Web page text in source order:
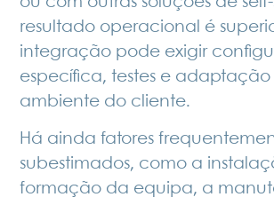
resultado operacional é
integração pode exigir
específica, testes e
ambiente do cliente.
Há ainda fatores
subestimados, como a
formação da equipa, a